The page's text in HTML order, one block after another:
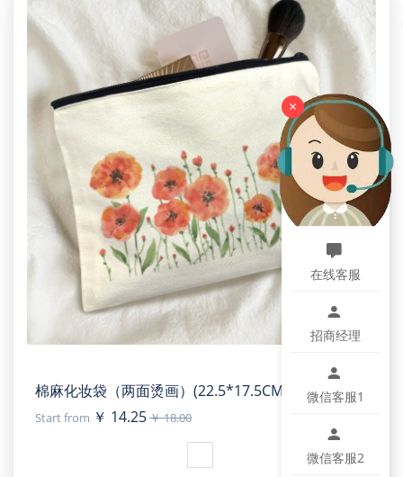
棉麻化妆袋（两面烫画）(22.5*17.5CM)
Start from ￥ 14.25￥ 18.00
×
在线客服
招商经理
微信客服1
微信客服2